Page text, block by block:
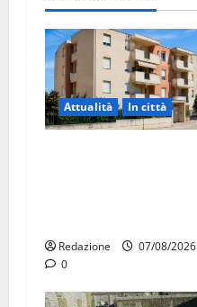
Attualità In città
Redazione
07/08/2026
0